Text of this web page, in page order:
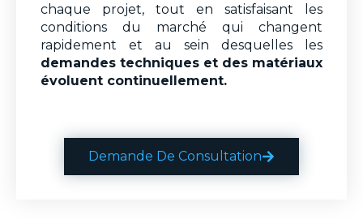
chaque projet, tout en satisfaisant les
conditions du marché qui changent
rapidement et au sein desquelles les
demandes techniques et des matériaux
évoluent continuellement.
Demande De Consultation